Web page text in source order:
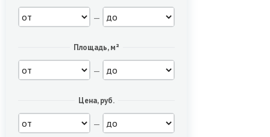
—
Площадь, м²
—
Цена, руб.
—